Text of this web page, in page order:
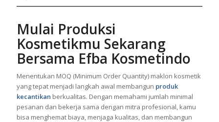
Mulai Produksi
Kosmetikmu Sekarang
Bersama Efba Kosmetindo
Menentukan MOQ (Minimum Order Quantity) maklon kosmetik
yang tepat menjadi langkah awal membangun produk
kecantikan berkualitas. Dengan memahami jumlah minimal
pesanan dan bekerja sama dengan mitra profesional, kamu
bisa menghemat biaya, menjaga kualitas, dan membangun